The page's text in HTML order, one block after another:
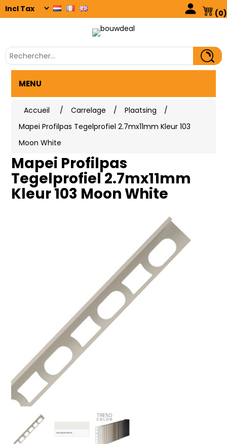
(0)
MENU
Accueil / Carrelage / Plaatsing
/
Mapei Profilpas Tegelprofiel 2.7mx11mm Kleur 103
Moon White
Mapei Profilpas
Tegelprofiel 2.7mx11mm
Kleur 103 Moon White